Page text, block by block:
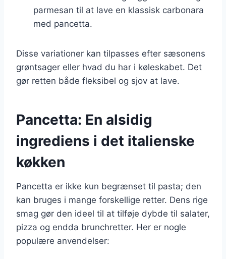
parmesan til at lave en klassisk carbonara
med pancetta.
Disse variationer kan tilpasses efter sæsonens
grøntsager eller hvad du har i køleskabet. Det
gør retten både fleksibel og sjov at lave.
Pancetta: En alsidig
ingrediens i det italienske
køkken
Pancetta er ikke kun begrænset til pasta; den
kan bruges i mange forskellige retter. Dens rige
smag gør den ideel til at tilføje dybde til salater,
pizza og endda brunchretter. Her er nogle
populære anvendelser: